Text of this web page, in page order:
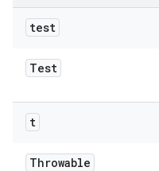
test
Test
t
Throwable